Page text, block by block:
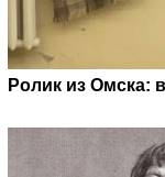
Ролик из Омска: